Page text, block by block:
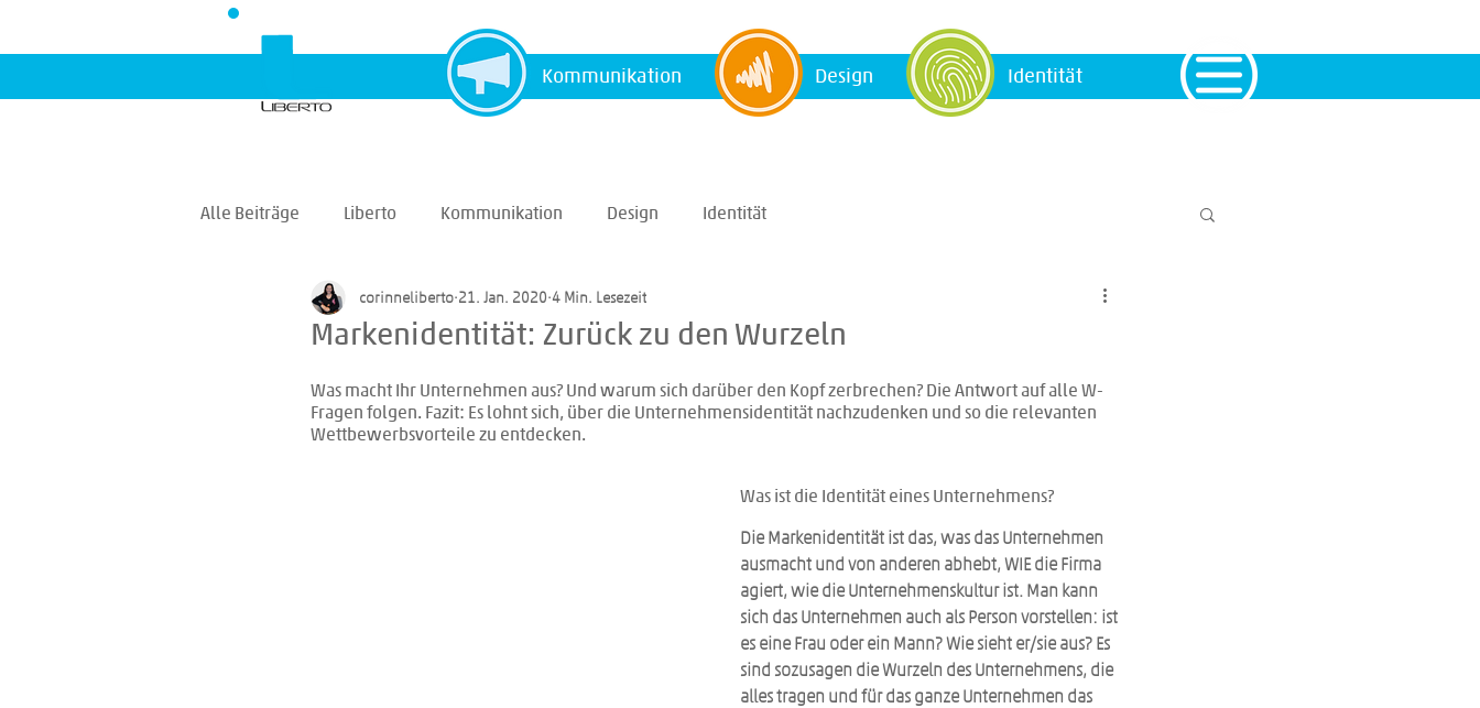
Kommunikation Design Identität
Alle Beiträge Liberto Kommunikation Design Identität
Markenidentität: Zurück zu den Wurzeln
corinneliberto 21. Jan. 2020 4 Min. Lesezeit
Was macht Ihr Unternehmen aus? Und warum sich darüber den Kopf zerbrechen? Die Antwort auf alle W-
Fragen folgen. Fazit: Es lohnt sich, über die Unternehmensidentität nachzudenken und so die relevanten
Wettbewerbsvorteile zu entdecken.
Was ist die Identität eines Unternehmens?
Die Markenidentität ist das, was das Unternehmen
ausmacht und von anderen abhebt, WIE die Firma
agiert, wie die Unternehmenskultur ist. Man kann
sich das Unternehmen auch als Person vorstellen: ist
es eine Frau oder ein Mann? Wie sieht er/sie aus? Es
sind sozusagen die Wurzeln des Unternehmens, die
alles tragen und für das ganze Unternehmen das